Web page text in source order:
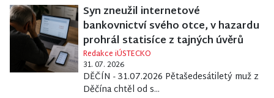
Syn zneužil internetové
bankovnictví svého otce, v hazardu
prohrál statisíce z tajných úvěrů
Redakce iÚSTECKO
31. 07. 2026
DĚČÍN - 31.07.2026 Pětašedesátiletý muž z
Děčína chtěl od s...